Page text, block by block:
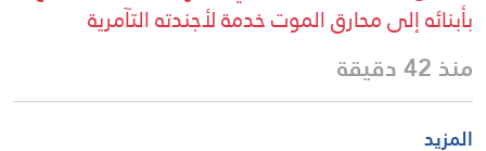
بأبنائه إلى محارق الموت خدمة لأجندته التآمرية
منذ 42 دقيقة
المزيد